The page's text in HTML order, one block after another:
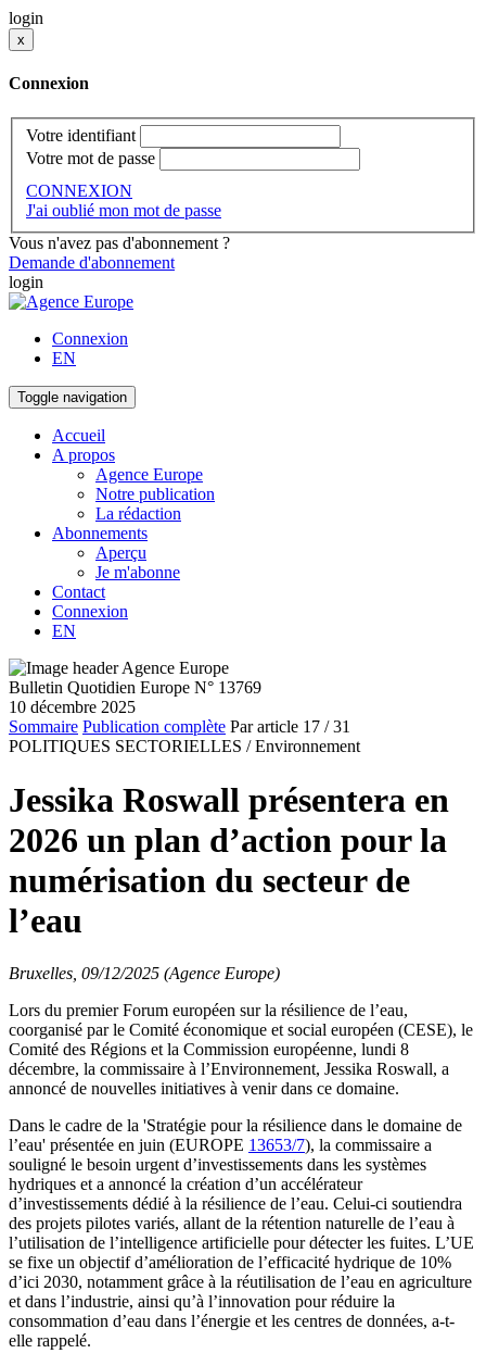
login
x
Connexion
Votre identifiant
Votre mot de passe
CONNEXION
J'ai oublié mon mot de passe
Vous n'avez pas d'abonnement ?
Demande d'abonnement
login
Connexion
EN
Toggle navigation
Accueil
A propos
Agence Europe
Notre publication
La rédaction
Abonnements
Aperçu
Je m'abonne
Contact
Connexion
EN
Bulletin Quotidien Europe N° 13769
10 décembre 2025
Sommaire Publication complète Par article 17 / 31
POLITIQUES SECTORIELLES / Environnement
Jessika Roswall présentera en
2026 un plan d’action pour la
numérisation du secteur de
l’eau
Bruxelles, 09/12/2025 (Agence Europe)
Lors du premier Forum européen sur la résilience de l’eau,
coorganisé par le Comité économique et social européen (CESE), le
Comité des Régions et la Commission européenne, lundi 8
décembre, la commissaire à l’Environnement, Jessika Roswall, a
annoncé de nouvelles initiatives à venir dans ce domaine.
Dans le cadre de la 'Stratégie pour la résilience dans le domaine de
l’eau' présentée en juin (EUROPE 13653/7), la commissaire a
souligné le besoin urgent d’investissements dans les systèmes
hydriques et a annoncé la création d’un accélérateur
d’investissements dédié à la résilience de l’eau. Celui-ci soutiendra
des projets pilotes variés, allant de la rétention naturelle de l’eau à
l’utilisation de l’intelligence artificielle pour détecter les fuites. L’UE
se fixe un objectif d’amélioration de l’efficacité hydrique de 10%
d’ici 2030, notamment grâce à la réutilisation de l’eau en agriculture
et dans l’industrie, ainsi qu’à l’innovation pour réduire la
consommation d’eau dans l’énergie et les centres de données, a-t-
elle rappelé.